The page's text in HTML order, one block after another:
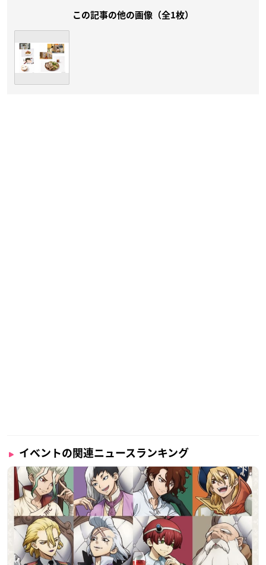
この記事の他の画像（全1枚）
イベントの関連ニュースランキング